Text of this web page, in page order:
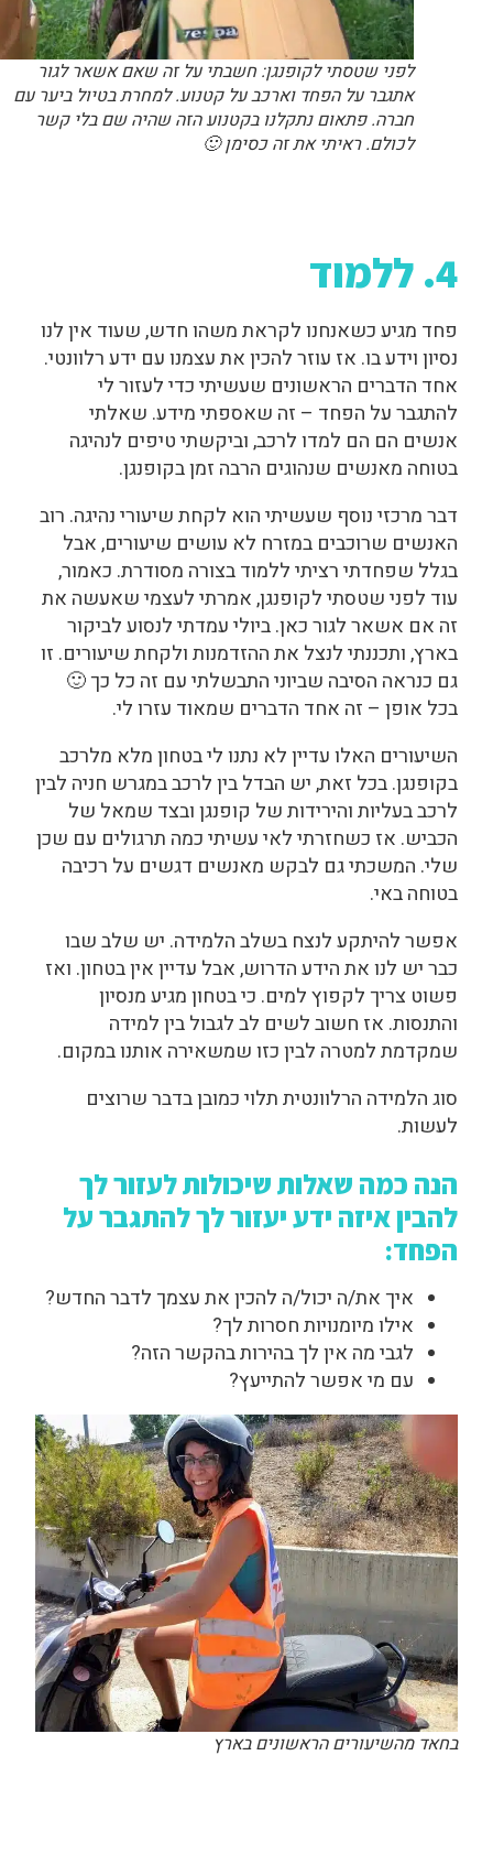
לפני שטסתי לקופנגן: חשבתי על זה שאם אשאר לגור
אתגבר על הפחד וארכב על קטנוע. למחרת בטיול ביער עם
חברה. פתאום נתקלנו בקטנוע הזה שהיה שם בלי קשר
לכולם. ראיתי את זה כסימן 🙂
4. ללמוד
פחד מגיע כשאנחנו לקראת משהו חדש, שעוד אין לנו
נסיון וידע בו. אז עוזר להכין את עצמנו עם ידע רלוונטי.
אחד הדברים הראשונים שעשיתי כדי לעזור לי
להתגבר על הפחד – זה שאספתי מידע. שאלתי
אנשים הם הם למדו לרכב, וביקשתי טיפים לנהיגה
בטוחה מאנשים שנהוגים הרבה זמן בקופנגן.
דבר מרכזי נוסף שעשיתי הוא לקחת שיעורי נהיגה. רוב
האנשים שרוכבים במזרח לא עושים שיעורים, אבל
בגלל שפחדתי רציתי ללמוד בצורה מסודרת. כאמור,
עוד לפני שטסתי לקופנגן, אמרתי לעצמי שאעשה את
זה אם אשאר לגור כאן. ביולי עמדתי לנסוע לביקור
בארץ, ותכננתי לנצל את ההזדמנות ולקחת שיעורים. זו
גם כנראה הסיבה שביוני התבשלתי עם זה כל כך 🙂
בכל אופן – זה אחד הדברים שמאוד עזרו לי.
השיעורים האלו עדיין לא נתנו לי בטחון מלא מלרכב
בקופנגן. בכל זאת, יש הבדל בין לרכב במגרש חניה לבין
לרכב בעליות והירידות של קופנגן ובצד שמאל של
הכביש. אז כשחזרתי לאי עשיתי כמה תרגולים עם שכן
שלי. המשכתי גם לבקש מאנשים דגשים על רכיבה
בטוחה באי.
אפשר להיתקע לנצח בשלב הלמידה. יש שלב שבו
כבר יש לנו את הידע הדרוש, אבל עדיין אין בטחון. ואז
פשוט צריך לקפוץ למים. כי בטחון מגיע מנסיון
והתנסות. אז חשוב לשים לב לגבול בין למידה
שמקדמת למטרה לבין כזו שמשאירה אותנו במקום.
סוג הלמידה הרלוונטית תלוי כמובן בדבר שרוצים
לעשות.
הנה כמה שאלות שיכולות לעזור לך
להבין איזה ידע יעזור לך להתגבר על
הפחד:
איך את/ה יכול/ה להכין את עצמך לדבר החדש?
אילו מיומנויות חסרות לך?
לגבי מה אין לך בהירות בהקשר הזה?
עם מי אפשר להתייעץ?
בחאד מהשיעורים הראשונים בארץ